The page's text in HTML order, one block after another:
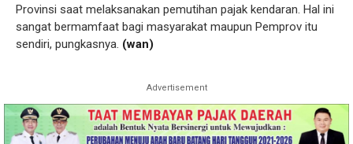
Provinsi saat melaksanakan pemutihan pajak kendaran. Hal ini
sangat bermamfaat bagi masyarakat maupun Pemprov itu
sendiri, pungkasnya. (wan)
Advertisement